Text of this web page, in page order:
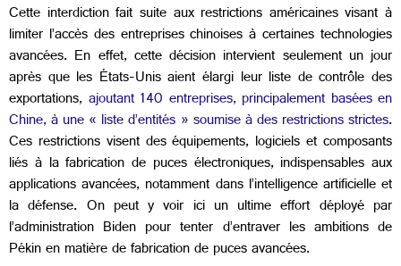
Cette interdiction fait suite aux restrictions américaines visant à
limiter l’accès des entreprises chinoises à certaines technologies
avancées. En effet, cette décision intervient seulement un jour
après que les États-Unis aient élargi leur liste de contrôle des
exportations, ajoutant 140 entreprises, principalement basées en
Chine, à une « liste d’entités » soumise à des restrictions strictes.
Ces restrictions visent des équipements, logiciels et composants
liés à la fabrication de puces électroniques, indispensables aux
applications avancées, notamment dans l’intelligence artificielle et
la défense. On peut y voir ici un ultime effort déployé par
l’administration Biden pour tenter d’entraver les ambitions de
Pékin en matière de fabrication de puces avancées.